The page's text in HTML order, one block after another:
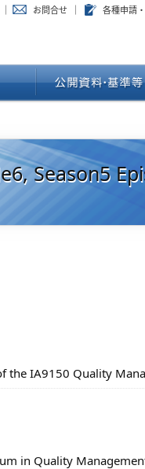
お問合せ 各種申請
Season5
the IA9150 Quality
in Quality